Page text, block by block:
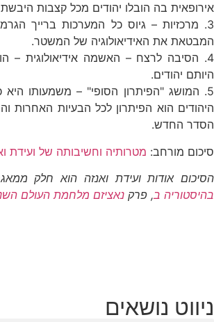
אירופאית בה הובלו יהודים מכל קצבות
3. מרכזיות – גיוס כל המערכות ברייך
המבטאת את האידיאולוגיה של המשטר.
4. הסיבה לרצח – האשמה אידיאולוגית –
היותם יהודים.
5. המושג "הפיתרון הסופי" – משמעותו
היהודים הוא הפיתרון לכל הבעיות האחרות
הסדר החדש.
סיכום מורחב: מטרותיה וחשיבותה של ועידת
הסיכום אודות ועידת ואנזה הוא חלק
בהיסטוריה ב, פרק נאציזם מלחמת העולם
ניווט נושאים